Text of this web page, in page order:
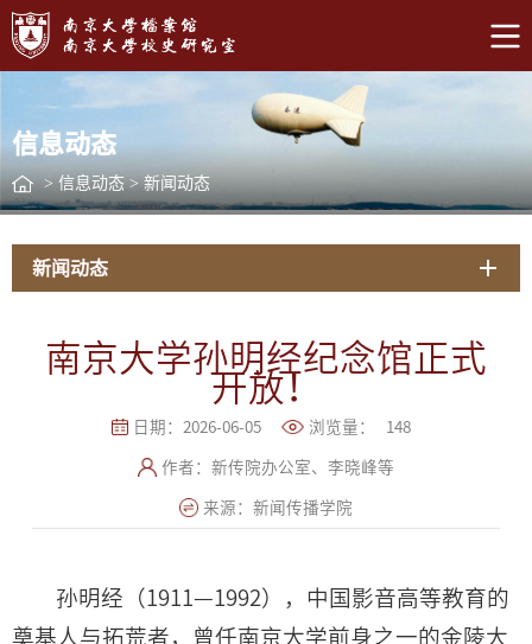
信息动态
> 信息动态 > 新闻动态
新闻动态
南京大学孙明经纪念馆正式
开放！
日期：2026-06-05 浏览量： 148
作者：新传院办公室、李晓峰等
来源：新闻传播学院
孙明经（1911—1992），中国影音高等教育的
奠基人与拓荒者，
曾任南京大学前身之一的金陵大